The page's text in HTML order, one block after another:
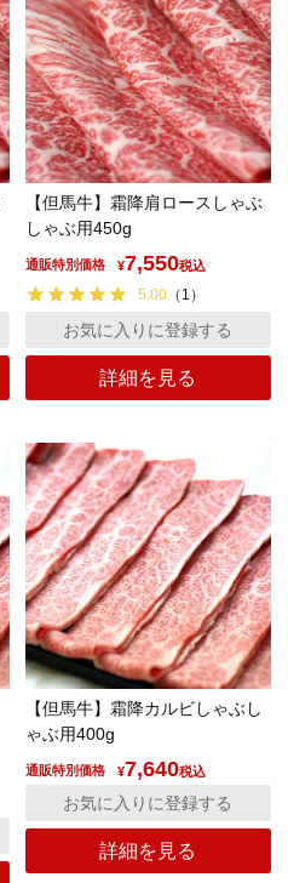
【但馬牛】霜降肩ロースしゃぶ
しゃぶ用450g
通販特別価格 ¥7,550税込
5.00（ 1 ）
詳細を見る
お気に入りに登録する
【但馬牛】霜降カルビしゃぶし
ゃぶ用400g
通販特別価格 ¥7,640税込
詳細を見る
お気に入りに登録する